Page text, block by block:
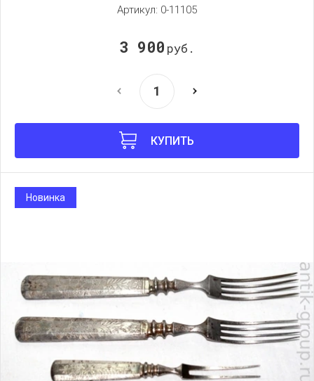
Артикул: 0-11105
3 900 руб.
КУПИТЬ
Новинка